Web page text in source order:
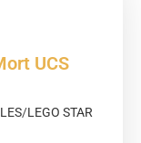
UCS
/LEGO STAR